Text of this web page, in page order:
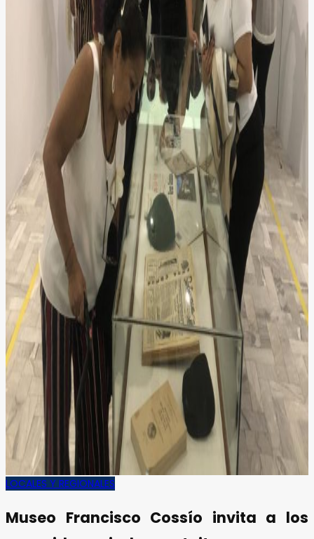
LOCALES Y REGIONALES
Museo Francisco Cossío invita a los